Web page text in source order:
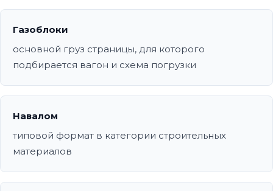
Газоблоки
основной груз страницы, для которого
подбирается вагон и схема погрузки
Навалом
типовой формат в категории строительных
материалов